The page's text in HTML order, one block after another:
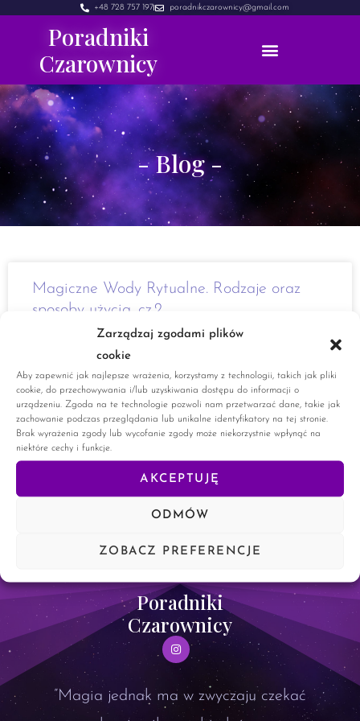
Zarządzaj zgodami plików
cookie
Aby zapewnić jak najlepsze wrażenia, korzystamy z technologii, takich jak pliki
cookie, do przechowywania i/lub uzyskiwania dostępu do informacji o
urządzeniu. Zgoda na te technologie pozwoli nam przetwarzać dane, takie jak
zachowanie podczas przeglądania lub unikalne identyfikatory na tej stronie.
Brak wyrażenia zgody lub wycofanie zgody może niekorzystnie wpłynąć na
niektóre cechy i funkcje.
AKCEPTUJĘ
ODMÓW
ZOBACZ PREFERENCJE
+48 728 757 197 poradnikczarownicy@gmail.com
Poradniki
Czarownicy
- Blog -
Magiczne Wody Rytualne. Rodzaje oraz
sposoby użycia. cz.2
Cześć. Tak jak ostatnio wspomniałam, jest wiele rodzajów
Woda rzeczna. Woda ta pozyskiwana jest z rzeki. Jedną z
zasad pozyskiwania takiej
CZYTAJ WIĘCEJ »
Poradniki
Czarownicy
”Magia jednak ma w zwyczaju czekać